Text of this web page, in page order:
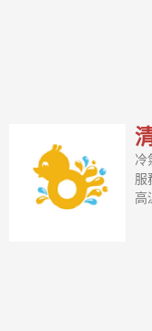
冷
服
高